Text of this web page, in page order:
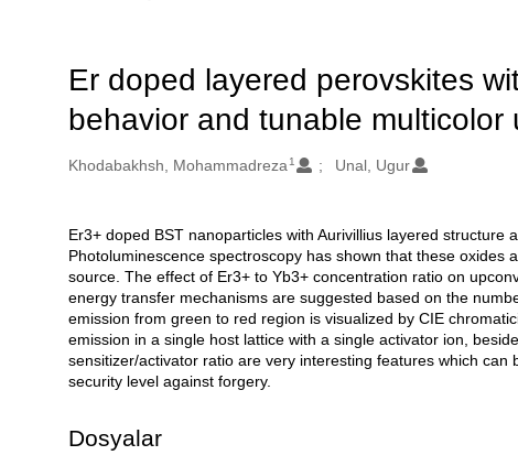
Er doped layered perovskites
behavior and tunable multicolor
Oluşturanlar
Khodabakhsh, Mohammadreza 1 Unal, Ugur
Açıklama
Er3+ doped BST nanoparticles with Aurivillius layered structure
Photoluminescence spectroscopy has shown that these
source. The effect of Er3+ to Yb3+ concentration ratio on
energy transfer mechanisms are suggested based on the
emission from green to red region is visualized by CIE
emission in a single host lattice with a single activator ion,
sensitizer/activator ratio are very interesting features which
security level against forgery.
Dosyalar